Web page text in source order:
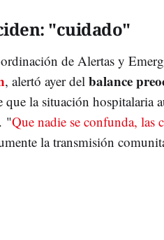
"cuidado"
de Alertas y
, alertó ayer del balance
la situación hospitalaria
"Que nadie se confunda, las
la transmisión